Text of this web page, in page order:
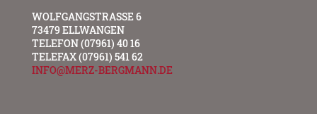
WOLFGANGSTRASSE 6
73479 ELLWANGEN
TELEFON (07961) 40 16
TELEFAX (07961) 541 62
INFO@MERZ-BERGMANN.DE